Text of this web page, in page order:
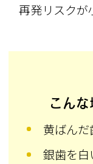
再発リスクが
こん
黄ばん
銀歯を